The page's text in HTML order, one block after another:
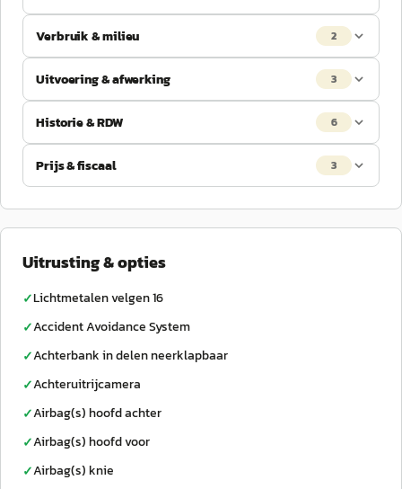
Verbruik & milieu 2
Uitvoering & afwerking 3
Historie & RDW 6
Prijs & fiscaal 3
Uitrusting & opties
✓Lichtmetalen velgen 16
✓Accident Avoidance System
✓Achterbank in delen neerklapbaar
✓Achteruitrijcamera
✓Airbag(s) hoofd achter
✓Airbag(s) hoofd voor
✓Airbag(s) knie